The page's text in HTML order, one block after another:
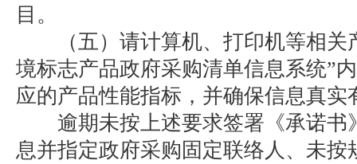
目。
（五）请计算机、打印机等相关
境标志产品政府采购清单信息系统”
应的产品性能指标，并确保信息真实
逾期未按上述要求签署《承诺书
息并指定政府采购固定联络人、未按